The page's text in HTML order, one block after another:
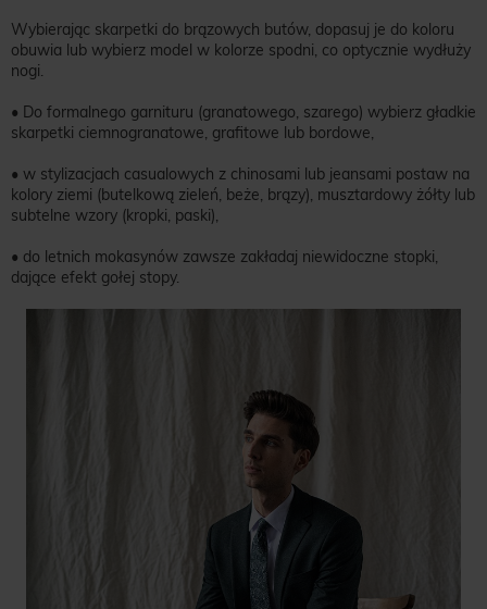
Wybierając skarpetki do brązowych butów, dopasuj je do koloru
obuwia lub wybierz model w kolorze spodni, co optycznie wydłuży
nogi.
• Do formalnego garnituru (granatowego, szarego) wybierz gładkie
skarpetki ciemnogranatowe, grafitowe lub bordowe,
• w stylizacjach casualowych z chinosami lub jeansami postaw na
kolory ziemi (butelkową zieleń, beże, brązy), musztardowy żółty lub
subtelne wzory (kropki, paski),
• do letnich mokasynów zawsze zakładaj niewidoczne stopki,
dające efekt gołej stopy.